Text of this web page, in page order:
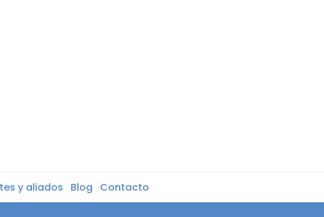
y aliados Blog Contacto